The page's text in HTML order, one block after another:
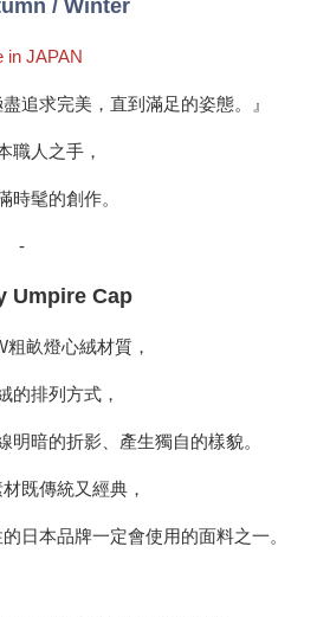
/ Winter
in JAPAN
追求完美，直到滿足的姿態。』
職人之手，
時髦的創作。
-
Umpire Cap
畝燈心絨材質，
的排列方式，
暗的折影、產生獨自的樣貌。
既傳統又經典，
日本品牌一定會使用的面料之一。